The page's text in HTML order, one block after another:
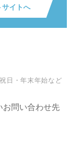
サイトへ
日・年末年始など
問い合わせ先